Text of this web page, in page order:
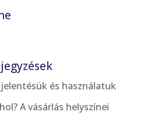
és használatuk
A vásárlás helyszínei